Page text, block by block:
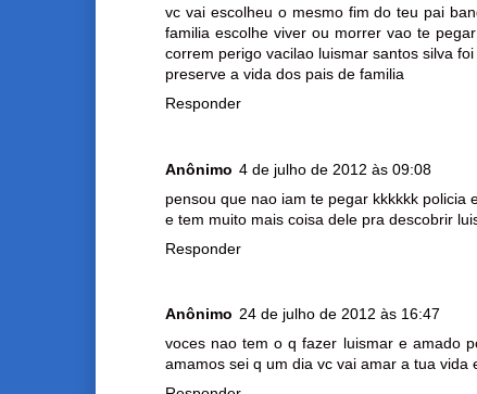
vc vai escolheu o mesmo fim do teu pai
familia escolhe viver ou morrer vao te
correm perigo vacilao luismar santos silva
preserve a vida dos pais de familia
Responder
Anônimo 4 de julho de 2012 às 09:08
pensou que nao iam te pegar kkkkkk policia
e tem muito mais coisa dele pra descobrir
Responder
Anônimo 24 de julho de 2012 às 16:47
voces nao tem o q fazer luismar e amado
amamos sei q um dia vc vai amar a tua